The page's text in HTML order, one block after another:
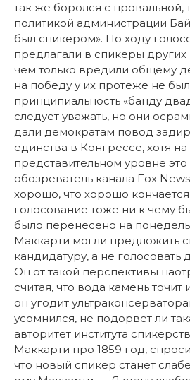
так же боролся с провальной,
политикой администрации
был спикером». По ходу
предлагали в спикеры
чем только вредили общему
на победу у их протеже не
принципиальность «банду
следует уважать, но они
дали демократам повод
единства в Конгрессе, хотя
представительном уровне это
обозреватель канала Fox
хорошо, что хорошо
голосование тоже ни к чему
было перенесено на
Маккарти могли предложить
кандидатуру, а не голосовать
Он от такой перспективы
считая, что вода камень
он угодит
усомнился, не подорвет ли
авторитет института
Маккарти про 1859 год,
что новый спикер станет